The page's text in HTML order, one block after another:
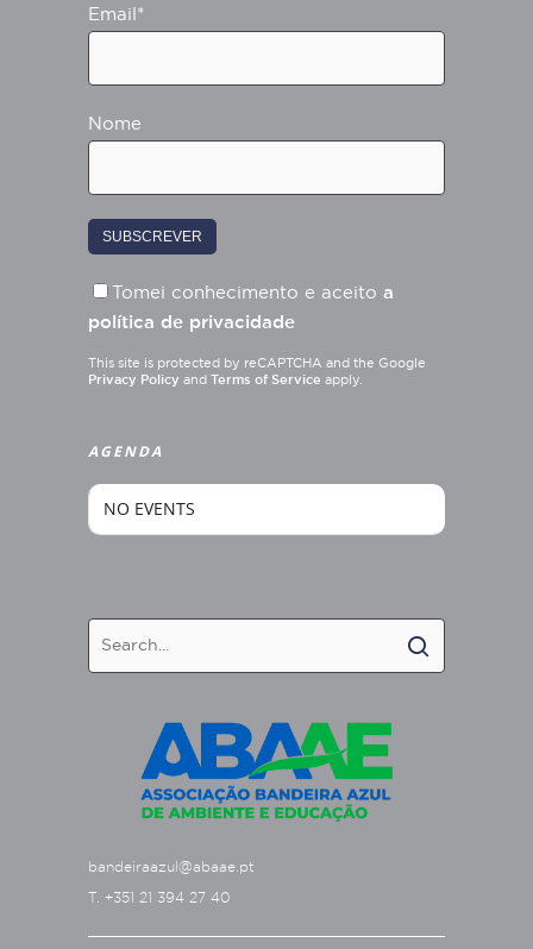
Email*
Nome
Tomei conhecimento e aceito a
política de privacidade
This site is protected by reCAPTCHA and the Google
Privacy Policy and Terms of Service apply.
AGENDA
NO EVENTS
bandeiraazul@abaae.pt
T. +351 21 394 27 40